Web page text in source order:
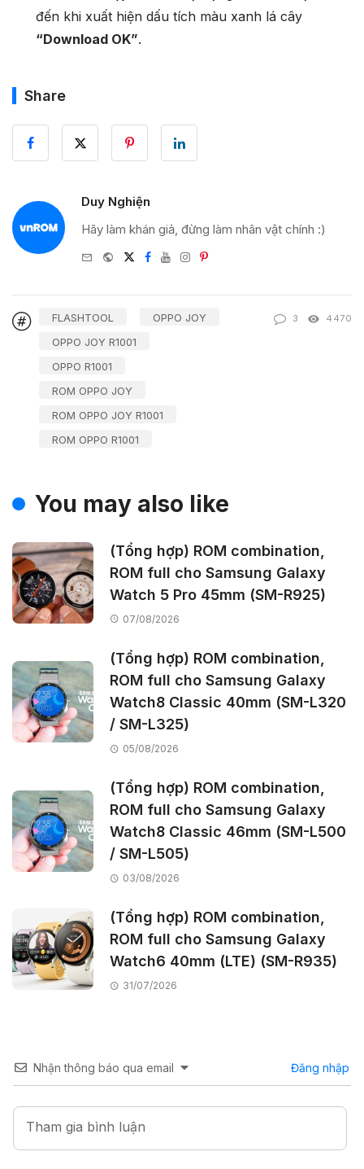
đến khi xuất hiện dấu tích màu xanh lá cây
“Download OK”.
Share
Duy Nghiện
Hãy làm khán giả, đừng làm nhân vật chính :)
e-
WebsiteTwitter
Facebook
YoutubeInstagram
Pinterest
FLASHTOOL
OPPO JOY
OPPO JOY R1001
OPPO R1001
ROM OPPO JOY
ROM OPPO JOY R1001
ROM OPPO R1001
3 4470
You may also like
(Tổng hợp) ROM combination,
ROM full cho Samsung Galaxy
Watch 5 Pro 45mm (SM-R925)
07/08/2026
(Tổng hợp) ROM combination,
ROM full cho Samsung Galaxy
Watch8 Classic 40mm (SM-L320
/ SM-L325)
05/08/2026
(Tổng hợp) ROM combination,
ROM full cho Samsung Galaxy
Watch8 Classic 46mm (SM-L500
/ SM-L505)
03/08/2026
(Tổng hợp) ROM combination,
ROM full cho Samsung Galaxy
Watch6 40mm (LTE) (SM-R935)
31/07/2026
Nhận thông báo qua email Đăng nhập